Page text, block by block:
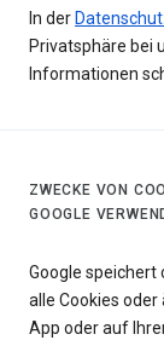
In der
Privatsphäre bei
Informationen
ZWECKE VON
GOOGLE
Google
alle Cookies
App oder auf